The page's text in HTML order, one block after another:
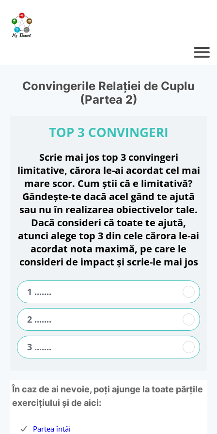
Convingerile Relației de Cuplu
(Partea 2)
TOP 3 CONVINGERI
Scrie mai jos top 3 convingeri
limitative, cărora le-ai acordat cel mai
mare scor. Cum știi că e limitativă?
Gândește-te dacă acel gând te ajută
sau nu în realizarea obiectivelor tale.
Dacă consideri că toate te ajută,
atunci alege top 3 din cele cărora le-ai
acordat nota maximă, pe care le
consideri de impact și scrie-le mai jos
1 .......
2 .......
3 .......
În caz de ai nevoie, poți ajunge la toate părțile
exercițiului și de aici:
Partea întâi